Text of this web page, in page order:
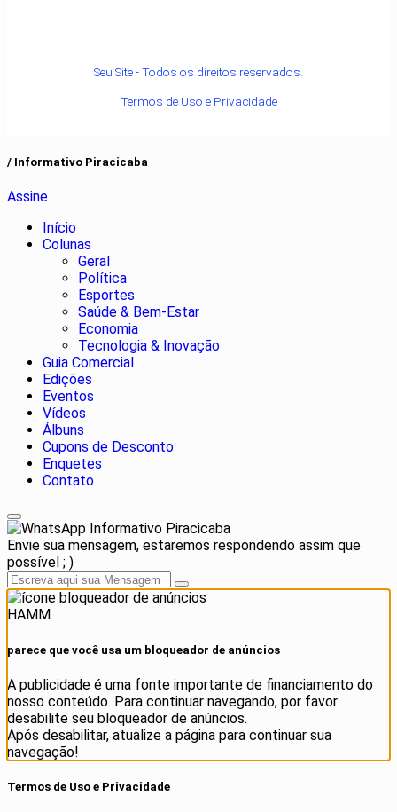
Seu Site - Todos os direitos reservados.
Termos de Uso e Privacidade
/ Informativo Piracicaba
Assine
Início
Colunas
Geral
Política
Esportes
Saúde & Bem-Estar
Economia
Tecnologia & Inovação
Guia Comercial
Edições
Eventos
Vídeos
Álbuns
Cupons de Desconto
Enquetes
Contato
Informativo Piracicaba
Envie sua mensagem, estaremos respondendo assim que
possível ; )
HAMM
parece que você usa um bloqueador de anúncios
A publicidade é uma fonte importante de financiamento do
nosso conteúdo. Para continuar navegando, por favor
desabilite seu bloqueador de anúncios.
Após desabilitar, atualize a página para continuar sua
navegação!
Termos de Uso e Privacidade